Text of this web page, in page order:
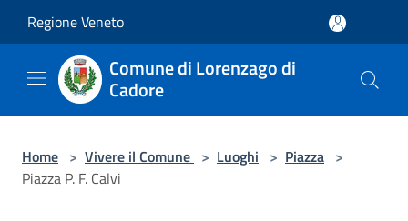
Regione Veneto
Comune di Lorenzago di
Cadore
Home > Vivere il Comune > Luoghi > Piazza >
Piazza P. F. Calvi